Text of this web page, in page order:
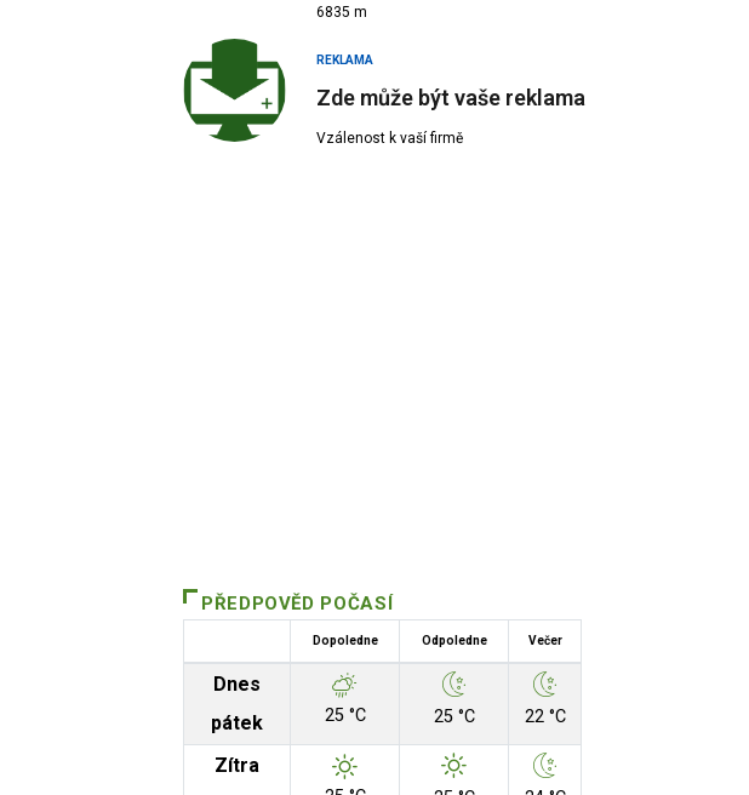
6835 m
REKLAMA
Zde může být vaše reklama
Vzálenost k vaší firmě
PŘEDPOVĚD POČASÍ
Dopoledne Odpoledne Večer
Dnes
pátek
25 °C 25 °C 22 °C
Zítra